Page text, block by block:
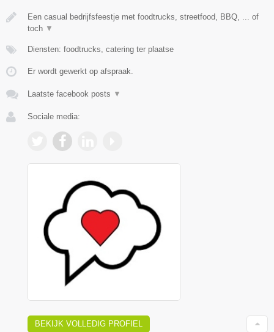
Een casual bedrijfsfeestje met foodtrucks, streetfood, BBQ, ... of
toch ▼
Diensten: foodtrucks, catering ter plaatse
Er wordt gewerkt op afspraak.
Laatste facebook posts ▼
Sociale media:
BEKIJK VOLLEDIG PROFIEL